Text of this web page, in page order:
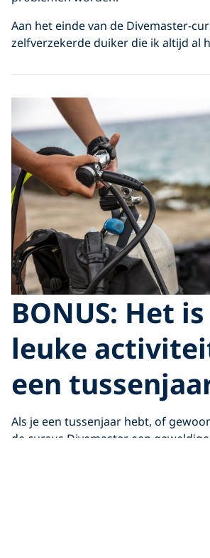
Aan het einde van de Divemaster-
zelfverzekerde duiker die ik altijd al
BONUS: Het
leuke
een
Als je een tussenjaar hebt, of
de cursus Divemaster een